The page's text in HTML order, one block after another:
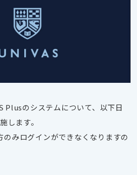
Plusのシステムについて、以下日
します。
みログインができなくなりますの